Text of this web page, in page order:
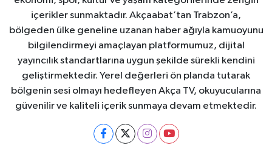
içerikler sunmaktadır. Akçaabat’tan Trabzon’a,
bölgeden ülke geneline uzanan haber ağıyla kamuoyunu
bilgilendirmeyi amaçlayan platformumuz, dijital
yayıncılık standartlarına uygun şekilde sürekli kendini
geliştirmektedir. Yerel değerleri ön planda tutarak
bölgenin sesi olmayı hedefleyen Akça TV, okuyucularına
güvenilir ve kaliteli içerik sunmaya devam etmektedir.